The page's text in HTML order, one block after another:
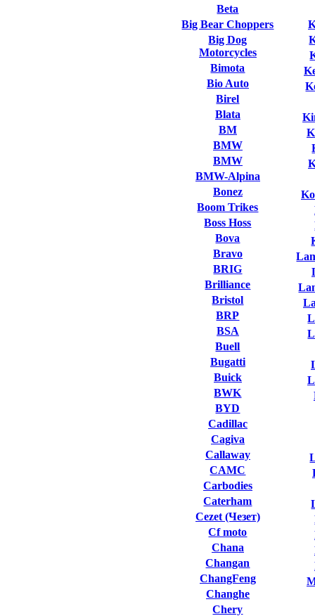
Beta
Big Bear Choppers
Big Dog
Motorcycles
Bimota
Bio Auto
Birel
Blata
BM
BMW
BMW
BMW-Alpina
Bonez
Boom Trikes
Boss Hoss
Bova
Bravo
BRIG
Brilliance
Bristol
BRP
BSA
Buell
Bugatti
Buick
BWK
BYD
Cadillac
Cagiva
Callaway
CAMC
Carbodies
Caterham
Cezet (Чезет)
Cf moto
Chana
Changan
ChangFeng
Changhe
Chery